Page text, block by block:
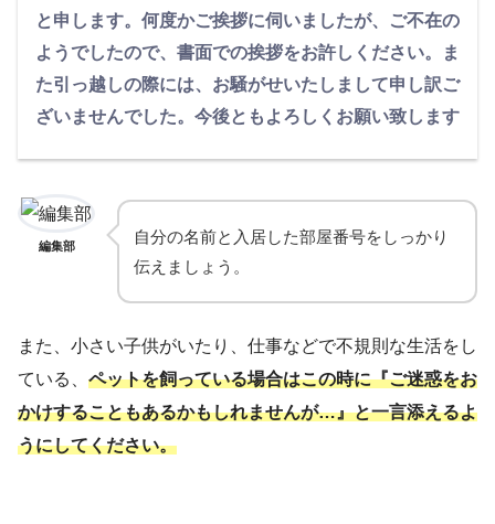
と申します。何度かご挨拶に伺いましたが、ご不在の
ようでしたので、書面での挨拶をお許しください。ま
た引っ越しの際には、お騒がせいたしまして申し訳ご
ざいませんでした。今後ともよろしくお願い致します
編集部
自分の名前と入居した部屋番号をしっかり
伝えましょう。
また、小さい子供がいたり、仕事などで不規則な生活をし
ている、 ペットを飼っている場合はこの時に『ご迷惑をお
かけすることもあるかもしれませんが…』と一言添えるよ
うにしてください。